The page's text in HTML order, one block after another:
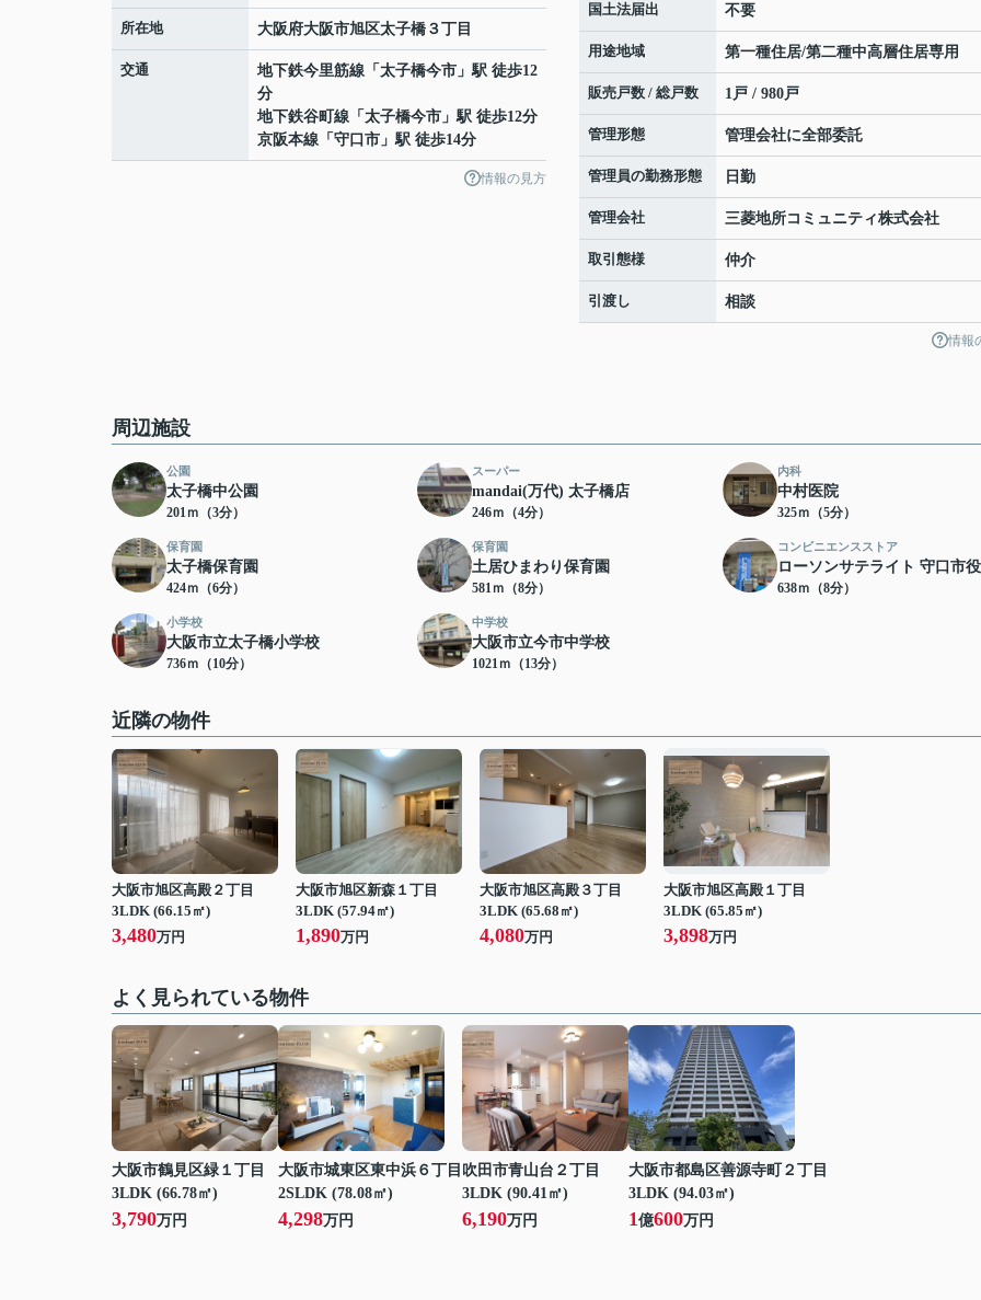
所在地 大阪府大阪市旭区太子橋 ３丁目
交通 地下鉄今里筋線 「 太子橋今市 」駅 徒歩12
分
地下鉄谷町線 「 太子橋今市 」駅 徒歩12分
京阪本線 「 守口市 」駅 徒歩14分
情報の見方
国土法届出 不要
用途地域 第一種住居/第二種中高層住居専用
販売戸数 / 総戸数 1戸 / 980戸
管理形態 管理会社に全部委託
管理員の勤務形態 日勤
管理会社 三菱地所コミュニティ株式会社
取引態様 仲介
引渡し 相談
情報
周辺施設
公園
太子橋中公園
201ｍ（3分）
スーパー
mandai(万代) 太子橋店
246ｍ（4分）
内科
中村医院
325ｍ（5分）
保育園
太子橋保育園
424ｍ（6分）
保育園
土居ひまわり保育園
581ｍ（8分）
コンビニエンスストア
ローソンサテライト 守口市
638ｍ（8分）
小学校
大阪市立太子橋小学校
736ｍ（10分）
中学校
大阪市立今市中学校
1021ｍ（13分）
近隣の物件
大阪市旭区高殿２丁目
3LDK (66.15㎡)
3,480万円
大阪市旭区新森１丁目
3LDK (57.94㎡)
1,890万円
大阪市旭区高殿３丁目
3LDK (65.68㎡)
4,080万円
大阪市旭区高殿１丁目
3LDK (65.85㎡)
3,898万円
よく見られている物件
大阪市鶴見区緑１丁目
3LDK (66.78㎡)
3,790万円
大阪市城東区東中浜６丁目
2SLDK (78.08㎡)
4,298万円
吹田市青山台２丁目
3LDK (90.41㎡)
6,190万円
大阪市都島区善源寺町２丁目
3LDK (94.03㎡)
1億600万円